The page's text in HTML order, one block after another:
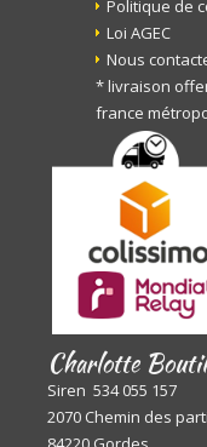
Politique de
Loi AGEC
Nous
* livraison
france
Charlotte
Siren 534 055 157
2070 Chemin des